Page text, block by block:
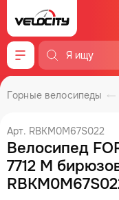
Меню
Горные велосипеды
Арт. RBKM0M67S022
Велосипед
7712 M